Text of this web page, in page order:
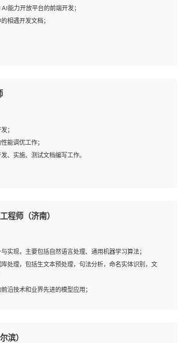
力，有较强的责任感、工作积极主动；
、文档编写能力、沟通能力；
能力开放平台的前端开发；
相遇开发文档；
任何一种前端框架，熟悉react优先；
识；
；
能调优工作；
、实施、测试文档编写工作。
Mysql、Oracle、MongoDb数据库应用开发其中一种；
（Django/Flask...）代码能力优秀，熟悉编码规范和具备
团队协作能力。
程师（济南）
实现，主要包括自然语言处理、通用机器学习算法；
处理，包括生文本预处理，句法分析，命名实体识别，文
沿技术和业界先进的模型应用；
滨）